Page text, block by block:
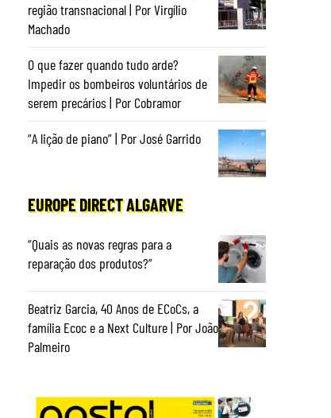
região transnacional | Por Virgílio
Machado
O que fazer quando tudo arde?
Impedir os bombeiros voluntários de
serem precários | Por Cobramor
“A lição de piano” | Por José Garrido
EUROPE DIRECT ALGARVE
“Quais as novas regras para a
reparação dos produtos?”
Beatriz Garcia, 40 Anos de ECoCs, a
família Ecoc e a Next Culture | Por João
Palmeiro